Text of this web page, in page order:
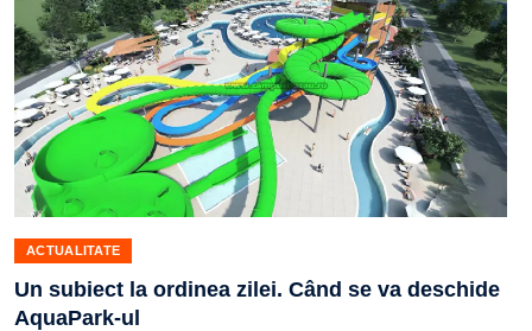
ACTUALITATE
Un subiect la ordinea zilei. Când se va deschide
AquaPark-ul